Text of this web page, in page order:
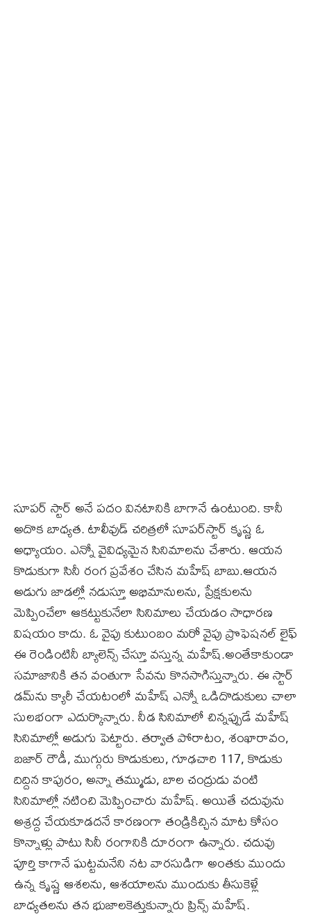
సూప‌ర్ స్టార్ అనే ప‌దం విన‌టానికి బాగానే ఉంటుంది. కానీ
అదొక బాధ్యత‌. టాలీవుడ్ చరిత్రలో సూప‌ర్‌స్టార్ కృష్ణ ఓ
అధ్యాయం. ఎన్నో వైవిధ్యమైన సినిమాల‌ను చేశారు. ఆయ‌న
కొడుకుగా సినీ రంగ ప్రవేశం చేసిన మ‌హేష్ బాబు.ఆయ‌న
అడుగు జాడ‌ల్లో న‌డుస్తూ అభిమానులను, ప్రేక్షకుల‌ను
మెప్పించేలా ఆకట్టుకునేలా సినిమాలు చేయ‌డం సాధార‌ణ
విష‌యం కాదు. ఓ వైపు కుటుంబం మ‌రో వైపు ప్రొఫెష‌న‌ల్ లైఫ్‌
ఈ రెండింటినీ బ్యాలెన్స్ చేస్తూ వస్తున్న మ‌హేష్‌.అంతేకాకుండా
స‌మాజానికి తన వంతుగా సేవ‌ను కొన‌సాగిస్తున్నారు. ఈ స్టార్
డ‌మ్‌ను క్యారీ చేయ‌టంలో మ‌హేష్ ఎన్నో ఒడిదొడుకులు చాలా
సులభంగా ఎదుర్కొన్నారు. నీడ సినిమాలో చిన్నప్పుడే మ‌హేష్
సినిమాల్లో అడుగు పెట్టారు. త‌ర్వాత పోరాటం, శంఖారావం,
బ‌జార్ రౌడీ, ముగ్గురు కొడుకులు, గూఢ‌చారి 117, కొడుకు
దిద్దిన కాపురం, అన్నా త‌మ్ముడు, బాల చంద్రుడు వంటి
సినిమాల్లో న‌టించి మెప్పించారు మ‌హేష్‌. అయితే చ‌దువును
అశ్రద్ద చేయ‌కూడ‌ద‌నే కార‌ణంగా తండ్రికిచ్చిన మాట కోసం
కొన్నాళ్లు పాటు సినీ రంగానికి దూరంగా ఉన్నారు. చ‌దువు
పూర్తి కాగానే ఘ‌ట్టమ‌నేని న‌ట వార‌సుడిగా అంత‌కు ముందు
ఉన్న కృష్ణ ఆశ‌ల‌ను, ఆశ‌యాల‌ను ముందుకు తీసుకెళ్లే
బాధ్యత‌ల‌ను తన భుజాల‌కెత్తుకున్నారు ప్రిన్స్ మ‌హేష్‌.